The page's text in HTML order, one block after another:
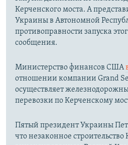
Керченского моста. А
Украины в Автономной
противоправности запуска
сообщения.
Министерство финансов США
отношении компании Grand
осуществляет
перевозки по Керченскому
Пятый президент Украины
что незаконное строительство